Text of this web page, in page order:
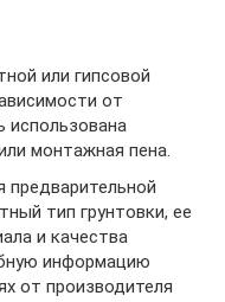
или гипсовой
от
использована
монтажная пена.
предварительной
тип грунтовки, ее
и качества
информацию
от производителя